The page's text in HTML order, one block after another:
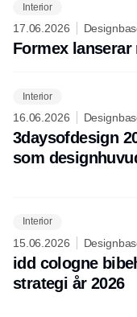
Interior
17.06.2026
Formex
Interior
16.06.2026
3daysofdesign
som
Interior
15.06.2026
idd cologne
strategi år 2026